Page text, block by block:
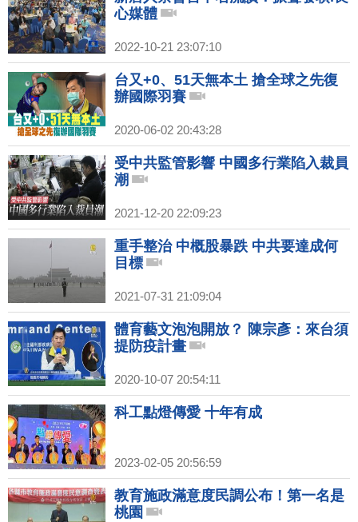
心媒體
2022-10-21 23:07:10
台又+0、51天無本土 搶全球之先復
辦國際羽賽
2020-06-02 20:43:28
受中共監管影響 中國多行業陷入裁員
潮
2021-12-20 22:09:23
重手整治 中概股暴跌 中共要達成何
目標
2021-07-31 21:09:04
體育藝文泡泡開放？ 陳宗彥：來台須
提防疫計畫
2020-10-07 20:54:11
科工點燈傳愛 十年有成
2023-02-05 20:56:59
教育施政滿意度民調公布！第一名是
桃園